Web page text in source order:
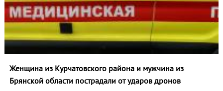
Женщина из Курчатовского района и мужчина из
Брянской области пострадали от ударов дронов